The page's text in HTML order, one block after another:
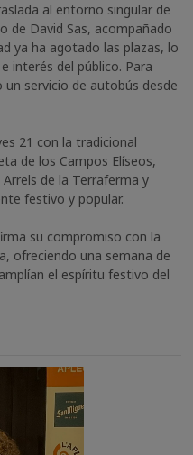
al entorno singular de
de David Sas, acompañado
ya ha agotado las plazas, lo
interés del público. Para
servicio de autobús desde
21 con la tradicional
de los Campos Elíseos,
de la Terraferma y
festivo y popular.
su compromiso con la
ofreciendo una semana de
el espíritu festivo del